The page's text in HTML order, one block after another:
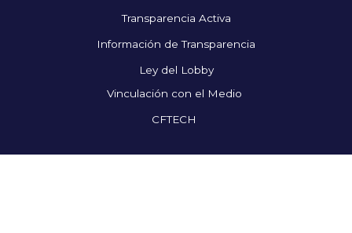
Transparencia Activa
Información de Transparencia
Ley del Lobby
Vinculación con el Medio
CFTECH